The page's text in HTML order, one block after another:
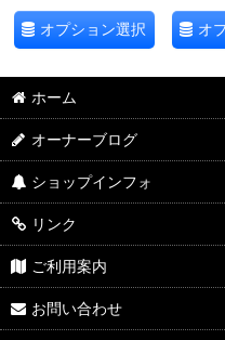
オプション選択 オ
ホーム
オーナーブログ
ショップインフォ
リンク
ご利用案内
お問い合わせ